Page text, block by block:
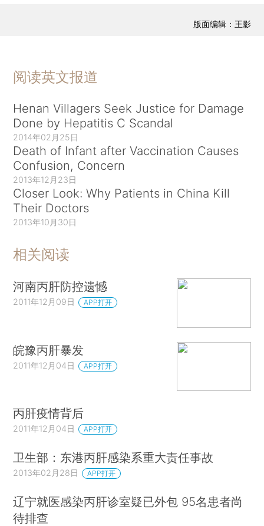
版面编辑：王影
阅读英文报道
Henan Villagers Seek Justice for Damage
Done by Hepatitis C Scandal
2014年02月25日
Death of Infant after Vaccination Causes
Confusion, Concern
2013年12月23日
Closer Look: Why Patients in China Kill
Their Doctors
2013年10月30日
相关阅读
河南丙肝防控遗憾
2011年12月09日 APP打开
皖豫丙肝暴发
2011年12月04日 APP打开
丙肝疫情背后
2011年12月04日 APP打开
卫生部：东港丙肝感染系重大责任事故
2013年02月28日 APP打开
辽宁就医感染丙肝诊室疑已外包 95名患者尚
待排查